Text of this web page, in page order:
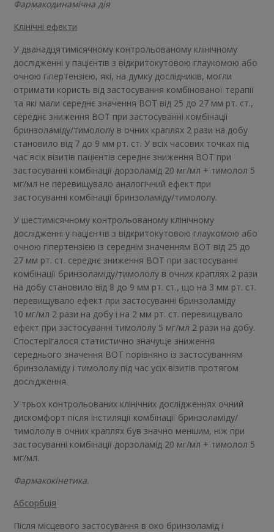
Фармакодинамічна дія
Клінічні ефекти
У дванадцятимісячному контрольованому клінічному
дослідженні у пацієнтів з відкритокутовою глаукомою або
очною гіпертензією, які, на думку дослідників, могли
отримати користь від застосування комбінованої терапії
та які мали середнє значення ВОТ від 25 до 27 мм рт. ст.,
середнє зниження ВОТ при застосуванні комбінації
бринзоламіду/тимололу в очних краплях 2 рази на добу
становило від 7 до 9 мм рт. ст. У всіх часових точках під
час всіх візитів пацієнтів середнє зниження ВОТ при
застосуванні комбінації дорзоламід 20 мг/мл + тимолол 5
мг/мл не перевищувало аналогічний ефект при
застосуванні комбінації бринзоламіду/тимололу.
У шестимісячному контрольованому клінічному
дослідженні у пацієнтів з відкритокутовою глаукомою або
очною гіпертензією із середнім значенням ВОТ від 25 до
27 мм рт. ст. середнє зниження ВОТ при застосуванні
комбінації бринзоламіду/тимололу в очних краплях 2 рази
на добу становило від 8 до 9 мм рт. ст., що на 3 мм рт. ст.
перевищувало ефект при застосуванні бринзоламіду
10 мг/мл 2 рази на добу і на 2 мм рт. ст. перевищувало
ефект при застосуванні тимололу 5 мг/мл 2 рази на добу.
Спостерігалося статистично значуще зниження
середнього значення ВОТ порівняно із застосуванням
бринзоламіду і тимололу під час усіх візитів протягом
дослідження.
У трьох контрольованих клінічних дослідженнях очний
дискомфорт після інстиляції комбінації бринзоламіду/
тимололу в очних краплях був значно меншим, ніж при
застосуванні комбінації дорзоламід 20 мг/мл + тимолол 5
мг/мл.
Фармакокінетика.
Абсорбція
Після місцевого застосування в око бринзоламід і